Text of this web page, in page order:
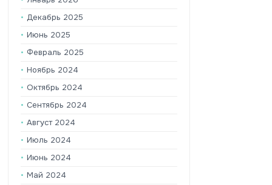
Декабрь 2025
Июнь 2025
Февраль 2025
Ноябрь 2024
Октябрь 2024
Сентябрь 2024
Август 2024
Июль 2024
Июнь 2024
Май 2024